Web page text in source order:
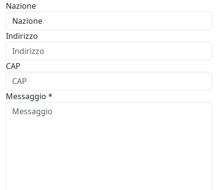
Nazione
Indirizzo
CAP
Messaggio *